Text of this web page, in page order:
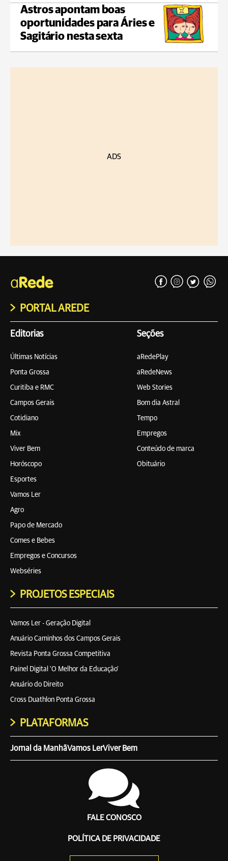
Astros apontam boas
oportunidades para Áries e
Sagitário nesta sexta
ADS
PORTAL AREDE
Editorias
Últimas Notícias
Ponta Grossa
Curitiba e RMC
Campos Gerais
Cotidiano
Mix
Viver Bem
Horóscopo
Esportes
Vamos Ler
Agro
Papo de Mercado
Comes e Bebes
Empregos e Concursos
Webséries
Seções
aRedePlay
aRedeNews
Web Stories
Bom dia Astral
Tempo
Empregos
Conteúdo de marca
Obituário
PROJETOS ESPECIAIS
Vamos Ler - Geração Digital
Anuário Caminhos dos Campos Gerais
Revista Ponta Grossa Competitiva
Painel Digital 'O Melhor da Educação'
Anuário do Direito
Cross Duathlon Ponta Grossa
PLATAFORMAS
Jornal da ManhãVamos LerViver Bem
FALE CONOSCO
POLÍTICA DE PRIVACIDADE